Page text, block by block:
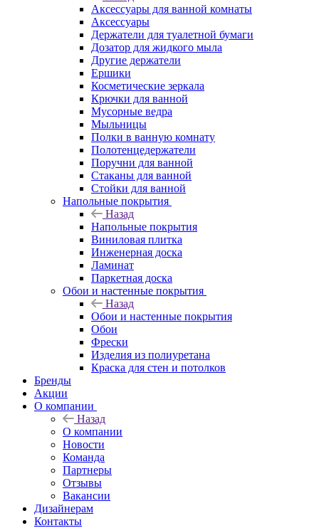
Аксессуары для ванной комнаты
Аксессуары
Держатели для туалетной бумаги
Дозатор для жидкого мыла
Другие держатели
Ершики
Косметические зеркала
Крючки для ванной
Мусорные ведра
Мыльницы
Полки в ванную комнату
Полотенцедержатели
Поручни для ванной
Стаканы для ванной
Стойки для ванной
Напольные покрытия
Назад
Напольные покрытия
Виниловая плитка
Инженерная доска
Ламинат
Паркетная доска
Обои и настенные покрытия
Назад
Обои и настенные покрытия
Обои
Фрески
Изделия из полиуретана
Краска для стен и потолков
Бренды
Акции
О компании
Назад
О компании
Новости
Команда
Партнеры
Отзывы
Вакансии
Дизайнерам
Контакты